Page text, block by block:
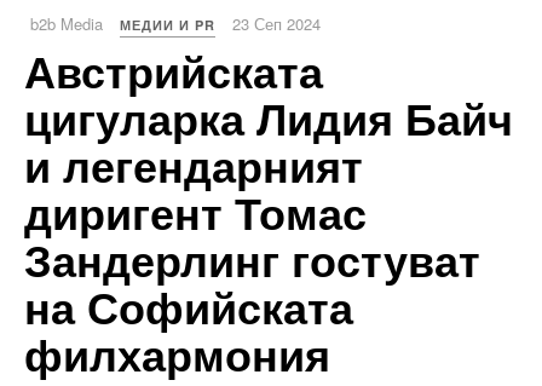
b2b Media МЕДИИ И PR 23 Сеп 2024
Австрийската
цигуларка Лидия Байч
и легендарният
диригент Томас
Зандерлинг гостуват
на Софийската
филхармония